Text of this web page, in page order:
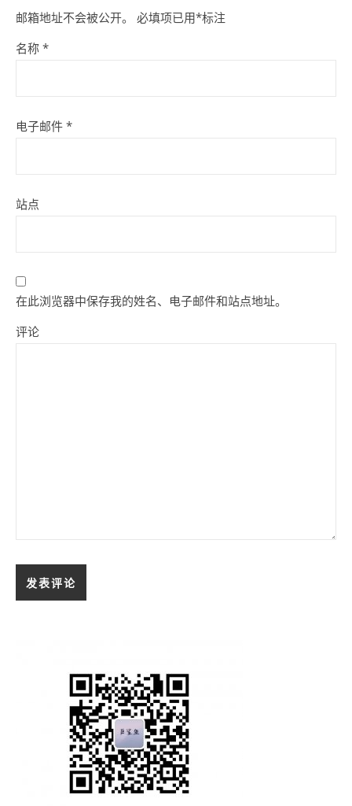
邮箱地址不会被公开。 必填项已用*标注
名称 *
电子邮件 *
站点
在此浏览器中保存我的姓名、电子邮件和站点地址。
评论